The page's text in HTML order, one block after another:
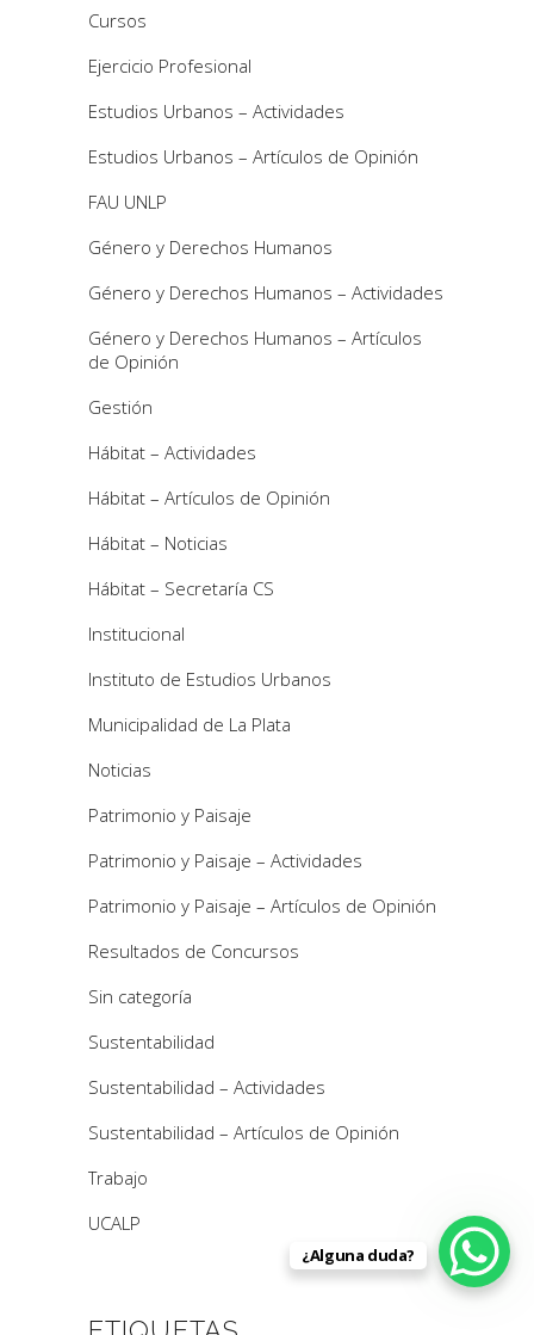
Cursos
Ejercicio Profesional
Estudios Urbanos – Actividades
Estudios Urbanos – Artículos de Opinión
FAU UNLP
Género y Derechos Humanos
Género y Derechos Humanos – Actividades
Género y Derechos Humanos – Artículos
de Opinión
Gestión
Hábitat – Actividades
Hábitat – Artículos de Opinión
Hábitat – Noticias
Hábitat – Secretaría CS
Institucional
Instituto de Estudios Urbanos
Municipalidad de La Plata
Noticias
Patrimonio y Paisaje
Patrimonio y Paisaje – Actividades
Patrimonio y Paisaje – Artículos de Opinión
Resultados de Concursos
Sin categoría
Sustentabilidad
Sustentabilidad – Actividades
Sustentabilidad – Artículos de Opinión
Trabajo
UCALP
¿Alguna duda?